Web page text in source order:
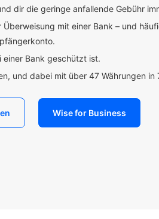
dir die geringe anfallende Gebühr
mit einer Bank – und
einer Bank geschützt ist.
und dabei mit über 47 Währungen
Wise for Business